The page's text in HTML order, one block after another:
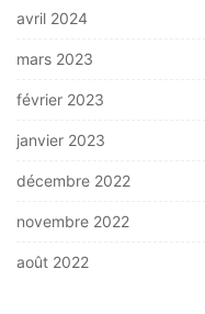
avril 2024
mars 2023
février 2023
janvier 2023
décembre 2022
novembre 2022
août 2022